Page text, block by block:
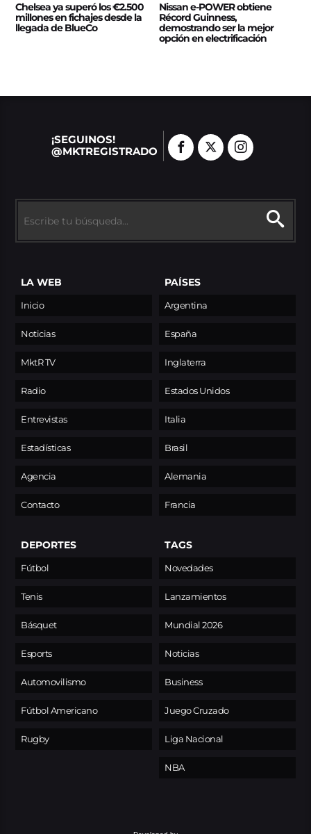
Chelsea ya superó los €2.500
millones en fichajes desde la
llegada de BlueCo
Nissan e‑POWER obtiene
Récord Guinness,
demostrando ser la mejor
opción en electrificación
¡SEGUINOS!
@MKTREGISTRADO
LA WEB
Inicio
Noticias
MktR TV
Radio
Entrevistas
Estadísticas
Agencia
Contacto
PAÍSES
Argentina
España
Inglaterra
Estados Unidos
Italia
Brasil
Alemania
Francia
DEPORTES
Fútbol
Tenis
Básquet
Esports
Automovilismo
Fútbol Americano
Rugby
TAGS
Novedades
Lanzamientos
Mundial 2026
Noticias
Business
Juego Cruzado
Liga Nacional
NBA